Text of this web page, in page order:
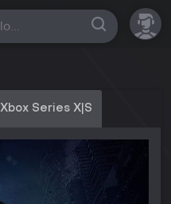
Xbox Series X|S